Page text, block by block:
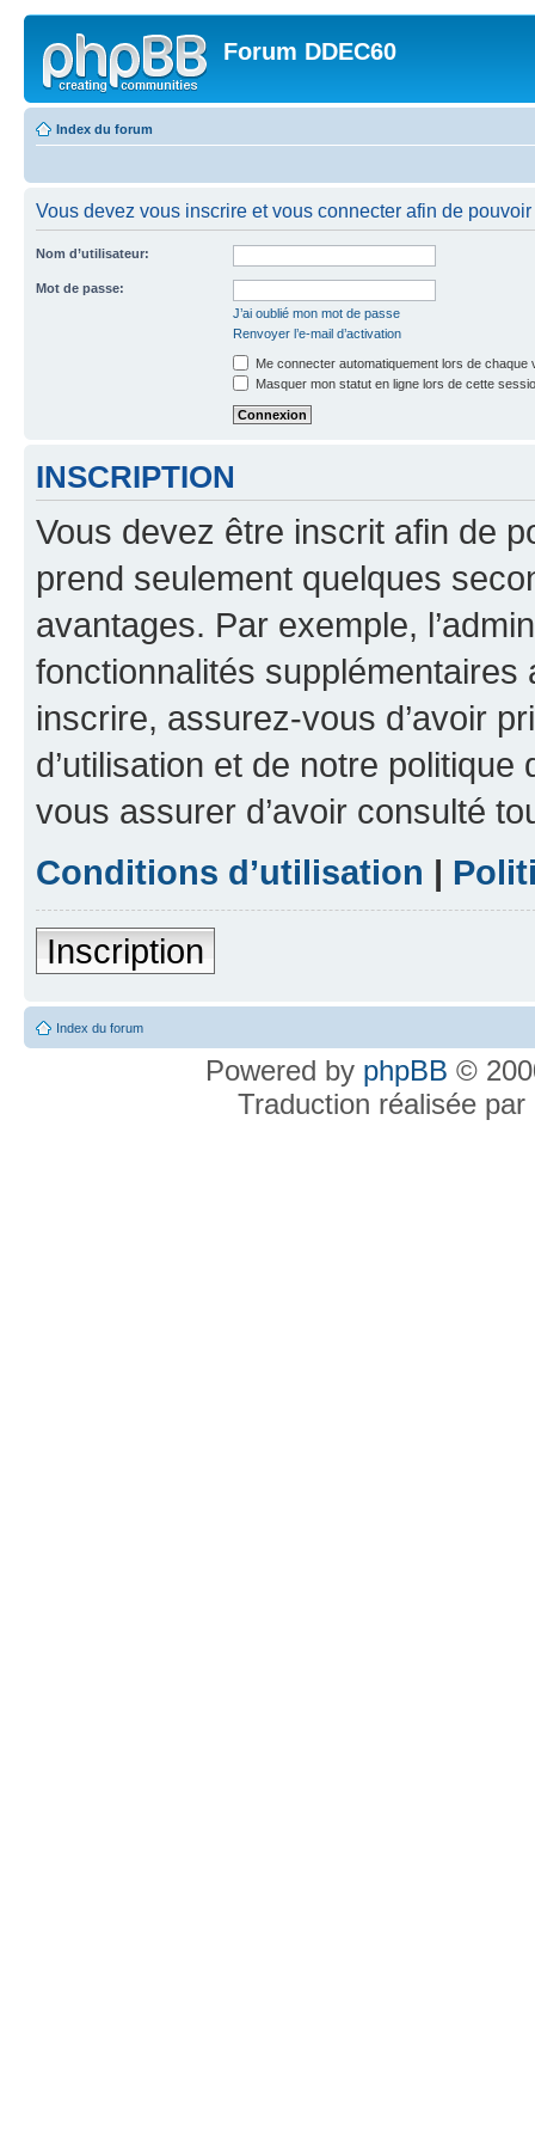
Forum DDEC60
Index du forum
Vous devez vous inscrire et vous connecter afin de
Nom d’utilisateur:
Mot de passe:
J’ai oublié mon mot de passe
Renvoyer l’e-mail d’activation
Me connecter automatiquement lors de chaque
Masquer mon statut en ligne lors de cette
INSCRIPTION
Vous devez être inscrit afin de
prend seulement quelques
avantages. Par exemple,
fonctionnalités
inscrire, assurez-vous d’avoir
d’utilisation et de notre
vous assurer d’avoir consulté
Conditions d’utilisation |
Inscription
Index du forum
Powered by phpBB ©
Traduction réalisée par